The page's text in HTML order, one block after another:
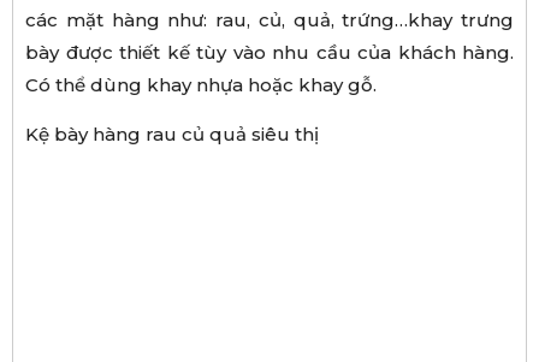
các mặt hàng như: rau, củ, quả, trứng…khay trưng
bày được thiết kế tùy vào nhu cầu của khách hàng.
Có thể dùng khay nhựa hoặc khay gỗ.
Kệ bày hàng rau củ quả siêu thị